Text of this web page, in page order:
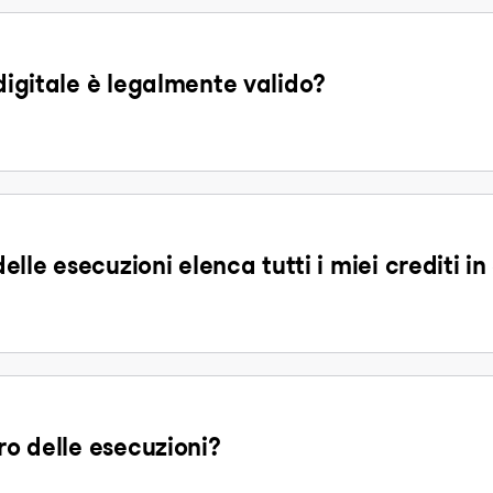
è legalmente valido?
esecuzioni elenca tutti i miei crediti in
delle esecuzioni?